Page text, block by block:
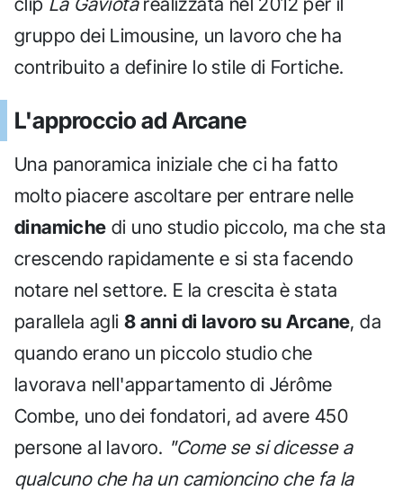
gruppo dei Limousine, un lavoro che ha
contribuito a definire lo stile di Fortiche.
L'approccio ad Arcane
Una panoramica iniziale che ci ha fatto
molto piacere ascoltare per entrare nelle
dinamiche di uno studio piccolo, ma che sta
crescendo rapidamente e si sta facendo
notare nel settore. E la crescita è stata
parallela agli8 anni di lavoro su Arcane, da
quando erano un piccolo studio che
lavorava nell'appartamento di Jérôme
Combe, uno dei fondatori, ad avere 450
persone al lavoro. "Come se si dicesse a
qualcuno che ha un camioncino che fa la